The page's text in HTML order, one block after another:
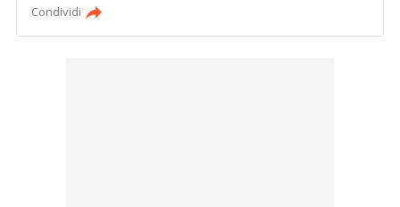
Condividi